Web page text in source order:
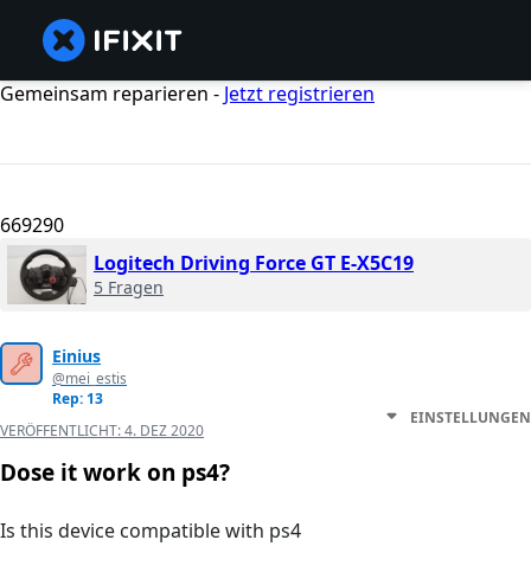
Gemeinsam reparieren - Jetzt registrieren
669290
Logitech Driving Force GT E-X5C19
5 Fragen
Einius
@mei_estis
Rep: 13
VERÖFFENTLICHT:4. DEZ 2020
EINSTELLUNGEN
Dose it work on ps4?
Is this device compatible with ps4